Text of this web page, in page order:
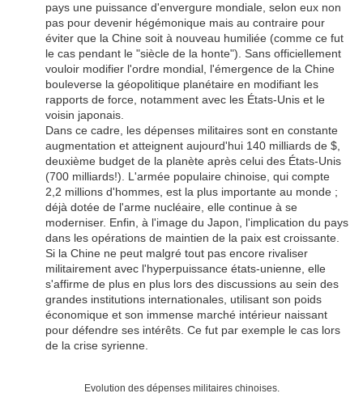
pays une puissance d'envergure mondiale, selon eux non
pas pour devenir hégémonique mais au contraire pour
éviter que la Chine soit à nouveau humiliée (comme ce fut
le cas pendant le "siècle de la honte"). Sans officiellement
vouloir modifier l'ordre mondial, l'émergence de la Chine
bouleverse la géopolitique planétaire en modifiant les
rapports de force, notamment avec les États-Unis et le
voisin japonais.
Dans ce cadre, les dépenses militaires sont en constante
augmentation et atteignent aujourd'hui 140 milliards de $,
deuxième budget de la planète après celui des États-Unis
(700 milliards!). L'armée populaire chinoise, qui compte
2,2 millions d'hommes, est la plus importante au monde ;
déjà dotée de l'arme nucléaire, elle continue à se
moderniser. Enfin, à l'image du Japon, l'implication du pays
dans les opérations de maintien de la paix est croissante.
Si la Chine ne peut malgré tout pas encore rivaliser
militairement avec l'hyperpuissance états-unienne, elle
s'affirme de plus en plus lors des discussions au sein des
grandes institutions internationales, utilisant son poids
économique et son immense marché intérieur naissant
pour défendre ses intérêts. Ce fut par exemple le cas lors
de la crise syrienne.
Evolution des dépenses militaires chinoises.